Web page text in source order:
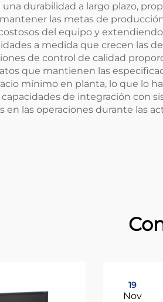
una durabilidad a largo plazo,
las metas de
del equipo y
a medida que crecen las
de control de calidad
que mantienen las
mínimo en planta, lo que lo
de integración con
las operaciones durante las
19
Nov